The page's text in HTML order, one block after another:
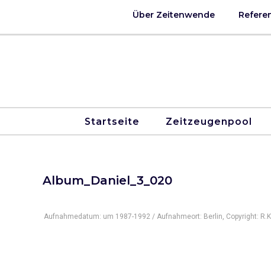
Über Zeitenwende
Startseite Zeitzeugenpool
Album_Daniel_3_020
Aufnahmedatum: um 1987-1992 / Aufnahmeort: Berlin, Copyright: